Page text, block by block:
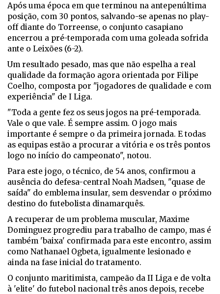
Após uma época em que terminou na antepenúltima
posição, com 30 pontos, salvando-se apenas no play-
off diante do Torreense, o conjunto casapiano
encerrou a pré-temporada com uma goleada sofrida
ante o Leixões (6-2).
Um resultado pesado, mas que não espelha a real
qualidade da formação agora orientada por Filipe
Coelho, composta por "jogadores de qualidade e com
experiência" de I Liga.
"Toda a gente fez os seus jogos na pré-temporada.
Vale o que vale. É sempre assim. O jogo mais
importante é sempre o da primeira jornada. E todas
as equipas estão a procurar a vitória e os três pontos
logo no início do campeonato", notou.
Para este jogo, o técnico, de 54 anos, confirmou a
ausência do defesa-central Noah Madsen, "quase de
saída" do emblema insular, sem desvendar o próximo
destino do futebolista dinamarquês.
A recuperar de um problema muscular, Maxime
Dominguez progrediu para trabalho de campo, mas é
também 'baixa' confirmada para este encontro, assim
como Nathanael Ogbeta, igualmente lesionado e
ainda na fase inicial do tratamento.
O conjunto maritimista, campeão da II Liga e de volta
à 'elite' do futebol nacional três anos depois, recebe